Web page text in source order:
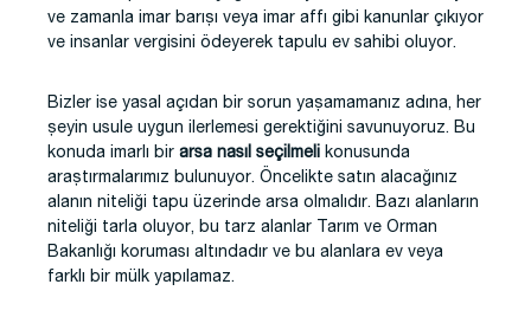
ve zamanla imar barışı veya imar affı gibi kanunlar çıkıyor
ve insanlar vergisini ödeyerek tapulu ev sahibi oluyor.
Bizler ise yasal açıdan bir sorun yaşamamanız adına, her
şeyin usule uygun ilerlemesi gerektiğini savunuyoruz. Bu
konuda imarlı bir arsa nasıl seçilmeli konusunda
araştırmalarımız bulunuyor. Öncelikte satın alacağınız
alanın niteliği tapu üzerinde arsa olmalıdır. Bazı alanların
niteliği tarla oluyor, bu tarz alanlar Tarım ve Orman
Bakanlığı koruması altındadır ve bu alanlara ev veya
farklı bir mülk yapılamaz.